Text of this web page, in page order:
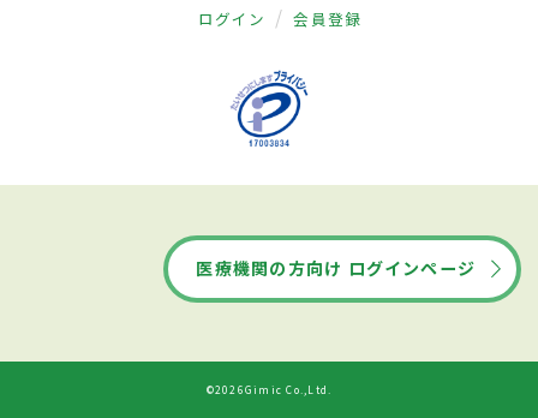
ログイン 会員登録
医療機関の方向け ログインページ
©2026Gimic Co.,Ltd.